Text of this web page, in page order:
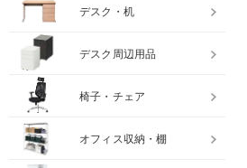
デスク・机
デスク周辺用品
椅子・チェア
オフィス収納・棚